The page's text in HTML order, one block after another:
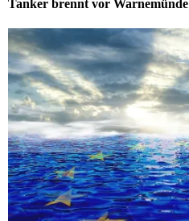
Tanker brennt vor Warnemünde